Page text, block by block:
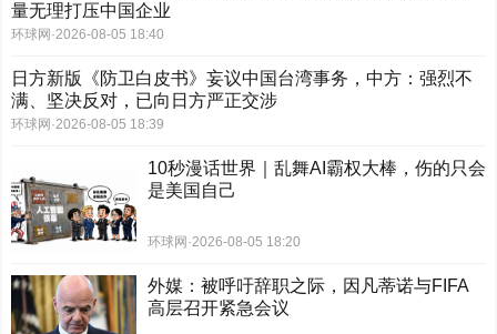
量无理打压中国企业
环球网 ·2026-08-05 18:40
日方新版《防卫白皮书》妄议中国台湾事务，中方：强烈不
满、坚决反对，已向日方严正交涉
环球网 ·2026-08-05 18:39
10秒漫话世界｜乱舞AI霸权大棒，伤的只会
是美国自己
环球网 ·2026-08-05 18:20
外媒：被呼吁辞职之际，因凡蒂诺与FIFA
高层召开紧急会议